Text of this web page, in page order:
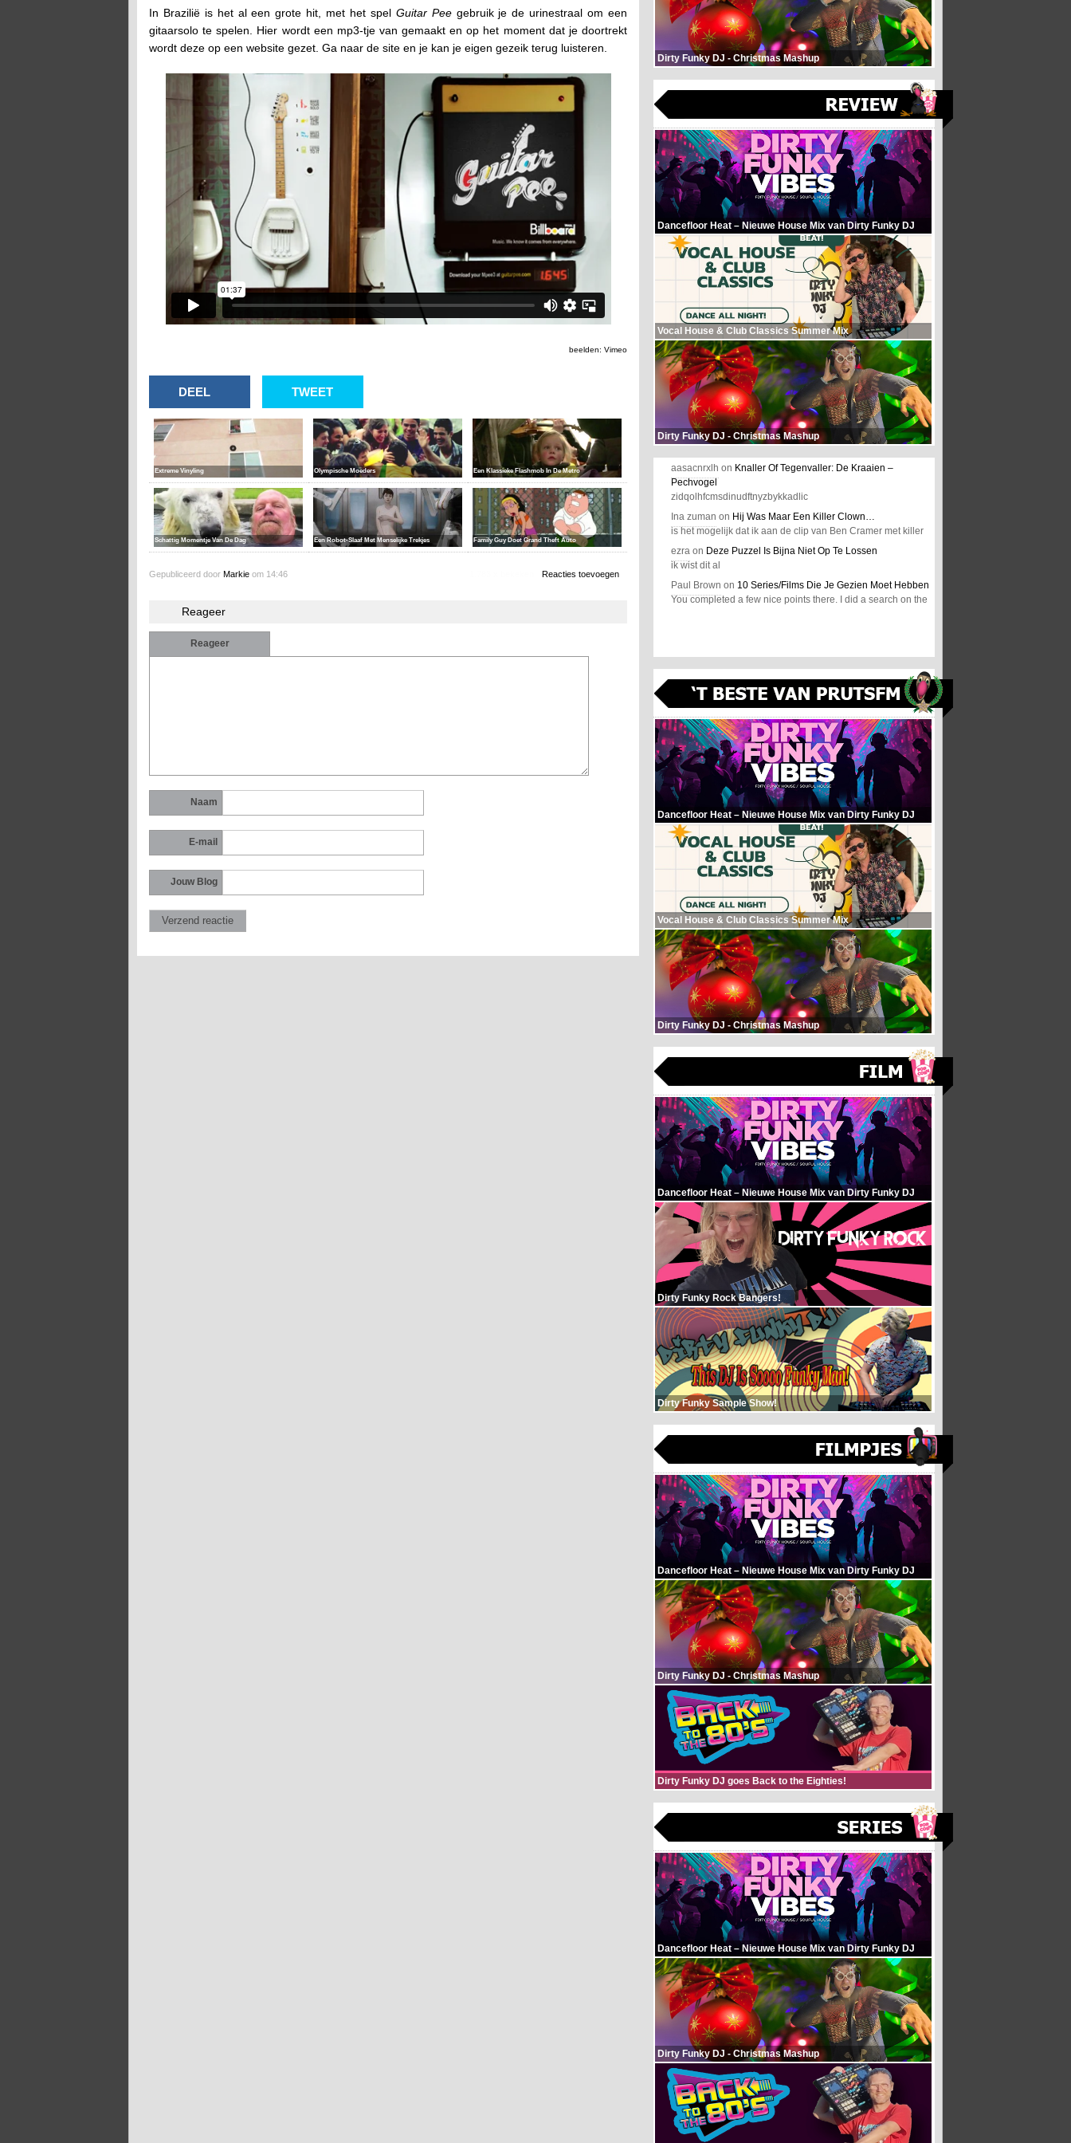
In Brazilië is het al een grote hit, met het spel Guitar Peegebruik je de urinestraal om een
gitaarsolo te spelen. Hier wordt een mp3-tje van gemaakt en op het moment dat je doortrekt
wordt deze op een website gezet. Ga naar de site en je kan je eigen gezeik terug luisteren.
beelden: Vimeo
DEEL TWEET
Extreme Vinyling Olympische Moeders Een Klassieke Flashmob In De Metro
Schattig Momentje Van De Dag Een Robot-Slaaf Met Menselijke Trekjes Family Guy Doet Grand Theft Auto
Gepubliceerd door Markie om 14:46 Reacties toevoegen
Reageer
Reageer
Naam
E-mail
Jouw Blog
Dirty Funky DJ - Christmas Mashup
Dancefloor Heat – Nieuwe House Mix van Dirty Funky DJ
Vocal House & Club Classics Summer Mix
Dirty Funky DJ - Christmas Mashup
aasacnrxlh on Knaller Of Tegenvaller: De Kraaien –
Pechvogel
zidqolhfcmsdinudftnyzbykkadlic
Ina zuman on Hij Was Maar Een Killer Clown…
is het mogelijk dat ik aan de clip van Ben Cramer met killer
ezra on Deze Puzzel Is Bijna Niet Op Te Lossen
ik wist dit al
Paul Brown on 10 Series/Films Die Je Gezien Moet Hebben
You completed a few nice points there. I did a search on the
Dancefloor Heat – Nieuwe House Mix van Dirty Funky DJ
Vocal House & Club Classics Summer Mix
Dirty Funky DJ - Christmas Mashup
Dancefloor Heat – Nieuwe House Mix van Dirty Funky DJ
Dirty Funky Rock Bangers!
Dirty Funky Sample Show!
Dancefloor Heat – Nieuwe House Mix van Dirty Funky DJ
Dirty Funky DJ - Christmas Mashup
Dirty Funky DJ goes Back to the Eighties!
Dancefloor Heat – Nieuwe House Mix van Dirty Funky DJ
Dirty Funky DJ - Christmas Mashup